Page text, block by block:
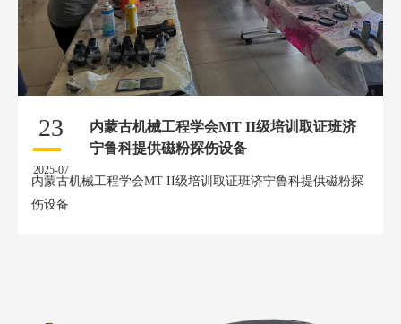
23
2025-07
内蒙古机械工程学会MT II级培训取证班济
宁鲁科提供磁粉探伤设备
内蒙古机械工程学会MT II级培训取证班济宁鲁科提供磁粉探
伤设备